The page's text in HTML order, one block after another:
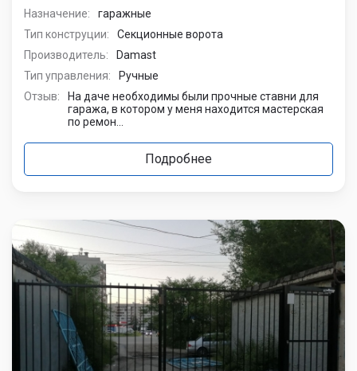
Назначение:
гаражные
Тип конструции:
Секционные ворота
Производитель:
Damast
Тип управления:
Ручные
Отзыв:
На даче необходимы были прочные ставни для
гаража, в котором у меня находится мастерская
по ремон...
Подробнее